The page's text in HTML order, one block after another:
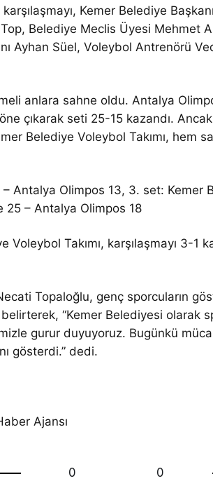
Kemer Belediye
Top, Belediye Meclis Üyesi Mehmet
Ayhan Süel, Voleybol Antrenörü
anlara sahne oldu. Antalya
çıkarak seti 25-15 kazandı.
Belediye Voleybol Takımı, hem
Antalya Olimpos 13, 3. set: Kemer
25 – Antalya Olimpos 18
Voleybol Takımı, karşılaşmayı 3-1
Topaloğlu, genç sporcuların
belirterek, “Kemer Belediyesi olarak
gurur duyuyoruz. Bugünkü
gösterdi.” dedi.
Ajansı
0
0